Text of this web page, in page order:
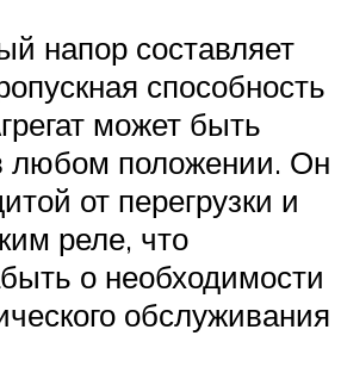
напор составляет
способность
может быть
любом положении. Он
от перегрузки и
реле, что
о необходимости
обслуживания